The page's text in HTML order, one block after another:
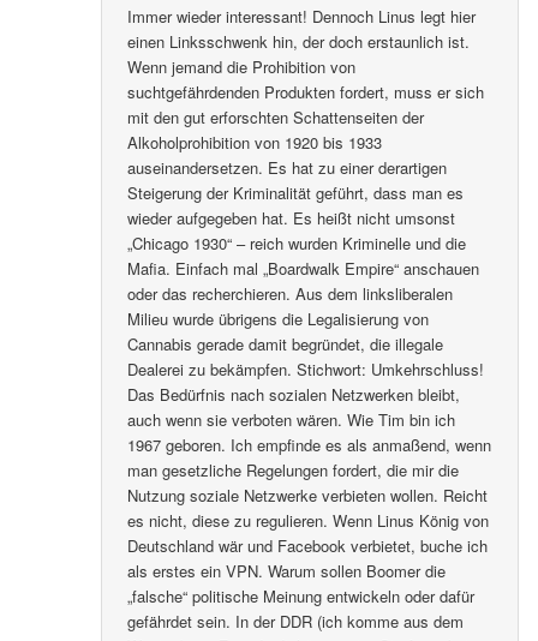
Immer wieder interessant! Dennoch Linus legt hier
einen Linksschwenk hin, der doch erstaunlich ist.
Wenn jemand die Prohibition von
suchtgefährdenden Produkten fordert, muss er sich
mit den gut erforschten Schattenseiten der
Alkoholprohibition von 1920 bis 1933
auseinandersetzen. Es hat zu einer derartigen
Steigerung der Kriminalität geführt, dass man es
wieder aufgegeben hat. Es heißt nicht umsonst
„Chicago 1930“ – reich wurden Kriminelle und die
Mafia. Einfach mal „Boardwalk Empire“ anschauen
oder das recherchieren. Aus dem linksliberalen
Milieu wurde übrigens die Legalisierung von
Cannabis gerade damit begründet, die illegale
Dealerei zu bekämpfen. Stichwort: Umkehrschluss!
Das Bedürfnis nach sozialen Netzwerken bleibt,
auch wenn sie verboten wären. Wie Tim bin ich
1967 geboren. Ich empfinde es als anmaßend, wenn
man gesetzliche Regelungen fordert, die mir die
Nutzung soziale Netzwerke verbieten wollen. Reicht
es nicht, diese zu regulieren. Wenn Linus König von
Deutschland wär und Facebook verbietet, buche ich
als erstes ein VPN. Warum sollen Boomer die
„falsche“ politische Meinung entwickeln oder dafür
gefährdet sein. In der DDR (ich komme aus dem